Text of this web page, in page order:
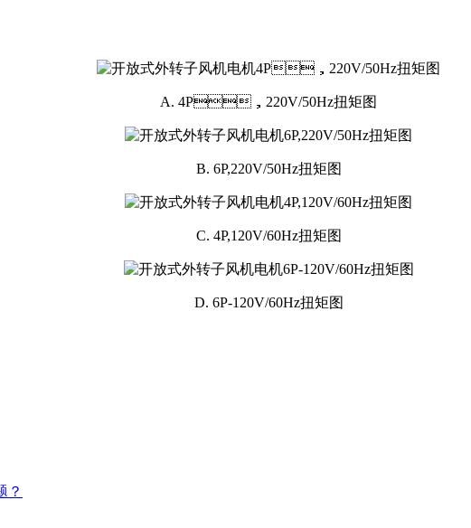
A. 4P，220V/50Hz扭矩图
B. 6P,220V/50Hz扭矩图
C. 4P,120V/60Hz扭矩图
D. 6P-120V/60Hz扭矩图
？